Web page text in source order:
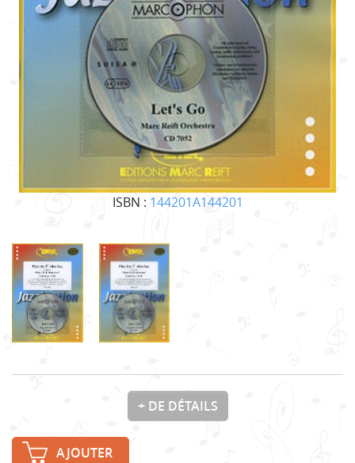
ISBN : 144201A144201
+ DE DÉTAILS
AJOUTER